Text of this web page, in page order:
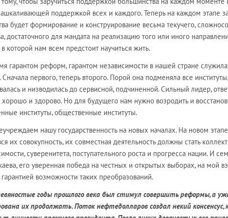
поддержкой всех и каждого. Теперь на каждом этапе
будет формирование и конструирование весьма текучего,
достаточного для мандата на реализацию того или иного
в которой нам всем предстоит научиться жить.
гарантом реформ, гарантом независимости в нашей стране служила
Сначала первого, теперь второго. Порой она подменяла все
и низводилась до сервисной, подчиненной. Сильный лидер,
и здорово. Но для будущего нам нужно возродить и
институты, общественные институты.
нашу государственность на новых началах. На новом
их совокупность, их совместная деятельность должны стать
суверенитета, поступательного роста и прогресса нации. И
его уверенная победа на честных и открытых выборах, на мой
возможности таких преобразований.
годы прошлого века был стимул совершить реформы, а
их продолжать. Поток нефтедолларов создал некий консенсус,